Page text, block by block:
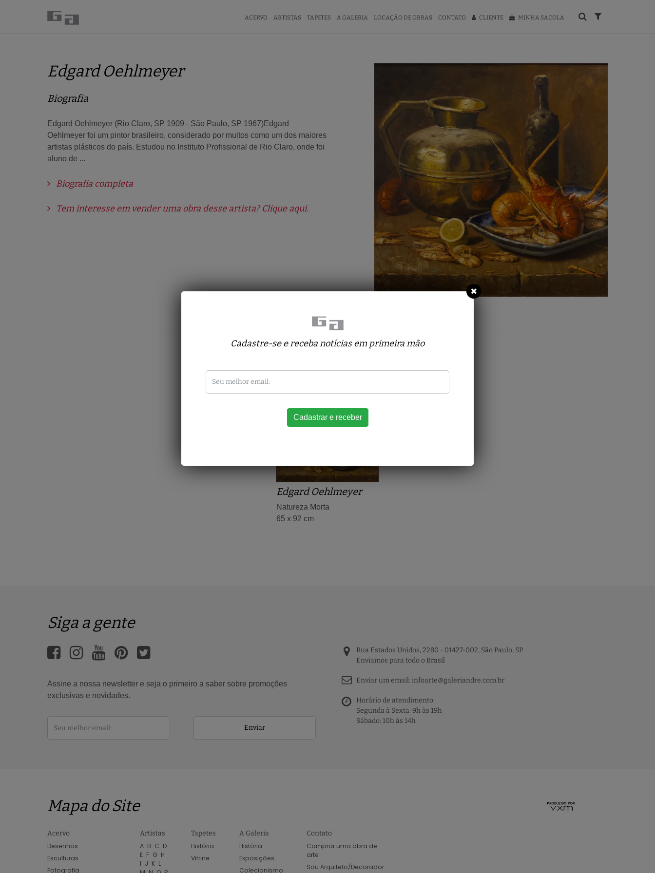
ACERVO ARTISTAS TAPETES A GALERIA LOCAÇÃO DE OBRAS CONTATO CLIENTE MINHA SACOLA
Edgard Oehlmeyer
Biografia
Edgard Oehlmeyer (Rio Claro, SP 1909 - São Paulo, SP 1967)Edgard
Oehlmeyer foi um pintor brasileiro, considerado por muitos como um dos maiores
artistas plásticos do país. Estudou no Instituto Profissional de Rio Claro, onde foi
aluno de ...
Biografia completa
Tem interesse em vender uma obra desse artista? Clique aqui.
Edgard Oehlmeyer
Natureza Morta
65 x 92 cm
Siga a gente
Assine a nossa newsletter e seja o primeiro a saber sobre promoções
exclusivas e novidades.
Enviar
Rua Estados Unidos, 2280 - 01427-002, São Paulo, SP
Enviamos para todo o Brasil
Enviar um email: infoarte@galeriandre.com.br
Horário de atendimento:
Segunda à Sexta: 9h às 19h
Sábado: 10h às 14h
Mapa do Site
Acervo
Desenhos
Esculturas
Fotografia
Artistas
A B C D
E F G H
I J K L
Tapetes
História
Vitrine
A Galeria
História
Exposições
Colecionismo
Contato
Comprar uma obra de
arte
Sou Arquiteto/Decorador
Cadastre-se e receba notícias em primeira mão